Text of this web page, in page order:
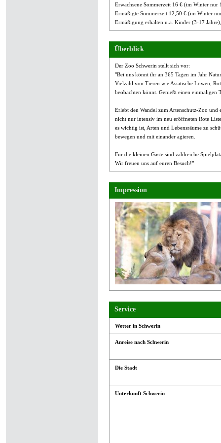
Erwachsene Sommerzeit 16 € (im Winter nur
Ermäßigte Sommerzeit 12,50 € (im Winter
Ermäßigung erhalten u.a. Kinder (3-17
Überblick
Der Zoo Schwerin stellt sich vor:
"Bei uns könnt ihr an 365 Tagen im Jahr
Vielzahl von Tieren wie Asiatische Löwen,
beobachten könnt. Genießt einen einmaligen
Erlebt den Wandel zum Artenschutz-Zoo
nicht nur intensiv im neu eröffneten Rote
es wichtig ist, Arten und Lebensräume zu
bewegen und mit einander agieren.
Für die kleinen Gäste sind zahlreiche
Wir freuen uns auf euren Besuch!"
Impression
Service
Wetter in Schwerin
Anreise nach Schwerin
Die Stadt
Unterkunft Schwerin